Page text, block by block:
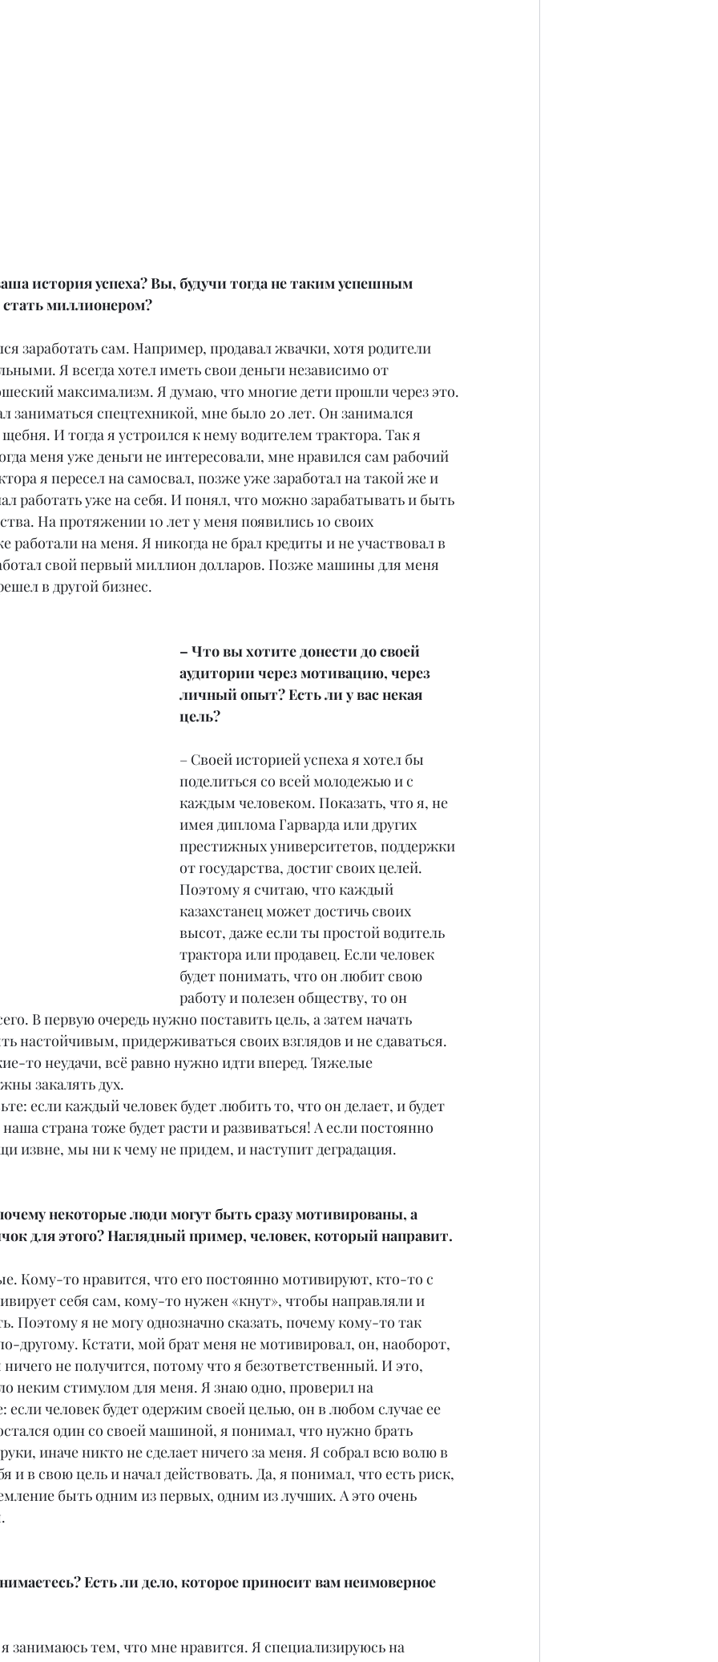
история успеха? Вы, будучи тогда не таким успешным
миллионером?
заработать сам. Например, продавал жвачки, хотя родители
Я всегда хотел иметь свои деньги независимо от
максимализм. Я думаю, что многие дети прошли через это.
заниматься спецтехникой, мне было 20 лет. Он занимался
И тогда я устроился к нему водителем трактора. Так я
меня уже деньги не интересовали, мне нравился сам рабочий
я пересел на самосвал, позже уже заработал на такой же и
работать уже на себя. И понял, что можно зарабатывать и быть
На протяжении 10 лет у меня появились 10 своих
работали на меня. Я никогда не брал кредиты и не участвовал в
свой первый миллион долларов. Позже машины для меня
в другой бизнес.
– Что вы хотите донести до своей
аудитории через мотивацию, через
личный опыт? Есть ли у вас некая
цель?
– Своей историей успеха я хотел бы
поделиться со всей молодежью и с
каждым человеком. Показать, что я, не
имея диплома Гарварда или других
престижных университетов, поддержки
от государства, достиг своих целей.
Поэтому я считаю, что каждый
казахстанец может достичь своих
высот, даже если ты простой водитель
трактора или продавец. Если человек
будет понимать, что он любит свою
работу и полезен обществу, то он
В первую очередь нужно поставить цель, а затем начать
настойчивым, придерживаться своих взглядов и не сдаваться.
то неудачи, всё равно нужно идти вперед. Тяжелые
закалять дух.
если каждый человек будет любить то, что он делает, и будет
страна тоже будет расти и развиваться! А если постоянно
извне, мы ни к чему не придем, и наступит деградация.
некоторые люди могут быть сразу мотивированы, а
для этого? Наглядный пример, человек, который направит.
Кому-то нравится, что его постоянно мотивируют, кто-то с
себя сам, кому-то нужен «кнут», чтобы направляли и
Поэтому я не могу однозначно сказать, почему кому-то так
другому. Кстати, мой брат меня не мотивировал, он, наоборот,
не получится, потому что я безответственный. И это,
неким стимулом для меня. Я знаю одно, проверил на
человек будет одержим своей целью, он в любом случае ее
один со своей машиной, я понимал, что нужно брать
иначе никто не сделает ничего за меня. Я собрал всю волю в
и в свою цель и начал действовать. Да, я понимал, что есть риск,
быть одним из первых, одним из лучших. А это очень
Есть ли дело, которое приносит вам неимоверное
занимаюсь тем, что мне нравится. Я специализируюсь на